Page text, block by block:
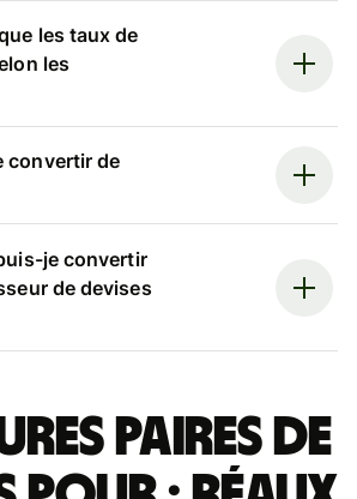
les taux de
les
convertir de
je convertir
de devises
paires de